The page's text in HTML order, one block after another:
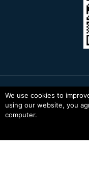
© 2026 Bio-protocol LLC.
京ICP备11029730号-1
We use cookies to
using our website, you
computer.